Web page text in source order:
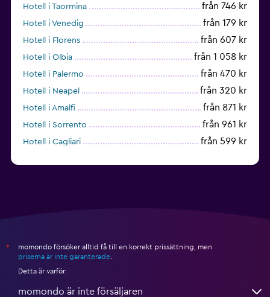
Hotell i Taormina från 746 kr
Hotell i Venedig från 179 kr
Hotell i Florens från 607 kr
Hotell i Olbia från 1 058 kr
Hotell i Palermo från 470 kr
Hotell i Neapel från 320 kr
Hotell i Amalfi från 871 kr
Hotell i Sorrento från 961 kr
Hotell i Cagliari från 599 kr
*
momondo försöker alltid få till en korrekt prissättning, men
priserna är inte garanterade
Detta är varför:
momondo är inte försäljaren